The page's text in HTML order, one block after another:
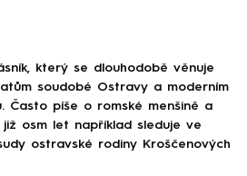
který se dlouhodobě věnuje
soudobé Ostravy a moderním
Často píše o romské menšině a
osm let například sleduje ve
ostravské rodiny Kroščenových